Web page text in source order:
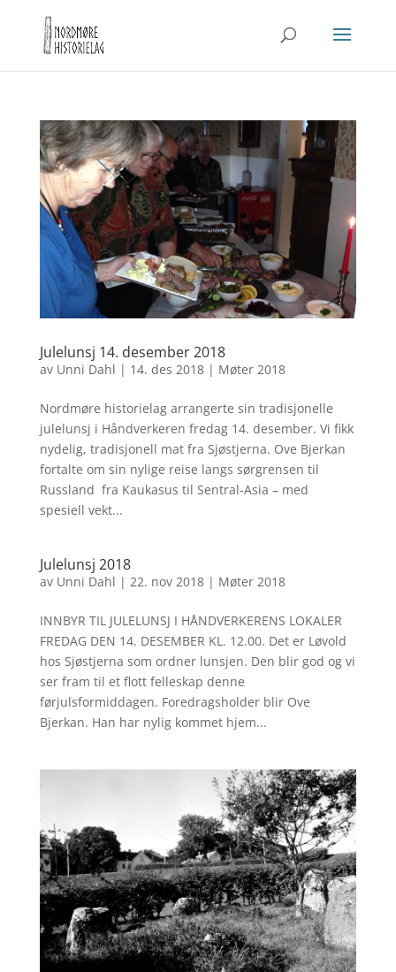
Julelunsj 14. desember 2018
av Unni Dahl | 14. des 2018| Møter 2018
Nordmøre historielag arrangerte sin tradisjonelle
julelunsj i Håndverkeren fredag 14. desember. Vi fikk
nydelig, tradisjonell mat fra Sjøstjerna. Ove Bjerkan
fortalte om sin nylige reise langs sørgrensen til
Russland fra Kaukasus til Sentral-Asia – med
spesiell vekt...
Julelunsj 2018
av Unni Dahl | 22. nov 2018| Møter 2018
INNBYR TIL JULELUNSJ I HÅNDVERKERENS LOKALER
FREDAG DEN 14. DESEMBER KL. 12.00. Det er Løvold
hos Sjøstjerna som ordner lunsjen. Den blir god og vi
ser fram til et flott felleskap denne
førjulsformiddagen. Foredragsholder blir Ove
Bjerkan. Han har nylig kommet hjem...